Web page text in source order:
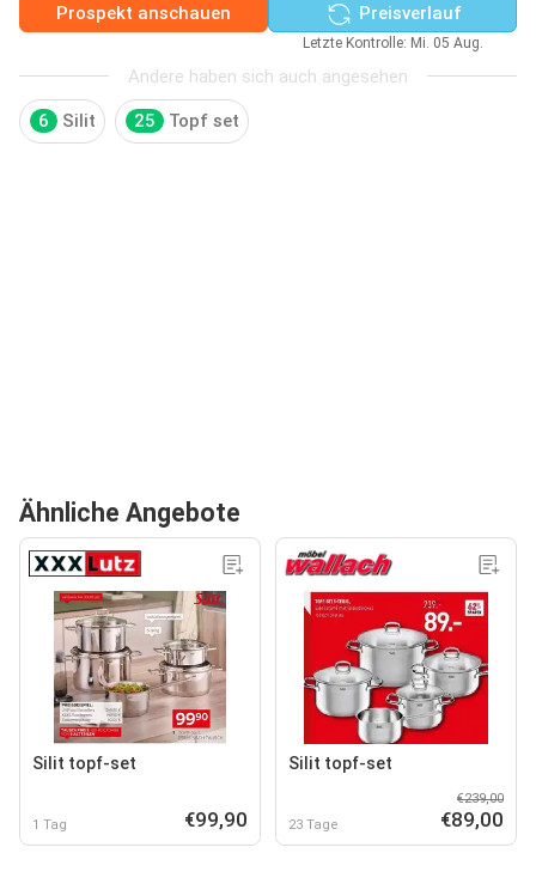
Prospekt anschauen
Preisverlauf
Letzte Kontrolle: Mi. 05 Aug.
Andere haben sich auch angesehen
6 Silit 25 Topf set
Ähnliche Angebote
Silit topf-set
1 Tag €99,90
Silit topf-set
23 Tage
€239,00
€89,00